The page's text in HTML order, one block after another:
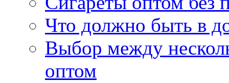
Что должно быть в
Выбор между
оптом